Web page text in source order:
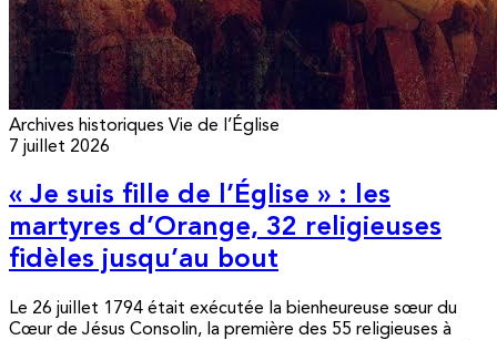
Archives historiques Vie de l’Église
7 juillet 2026
« Je suis fille de l’Église » : les
martyres d’Orange, 32 religieuses
fidèles jusqu’au bout
Le 26 juillet 1794 était exécutée la bienheureuse sœur du
Cœur de Jésus Consolin, la première des 55 religieuses à